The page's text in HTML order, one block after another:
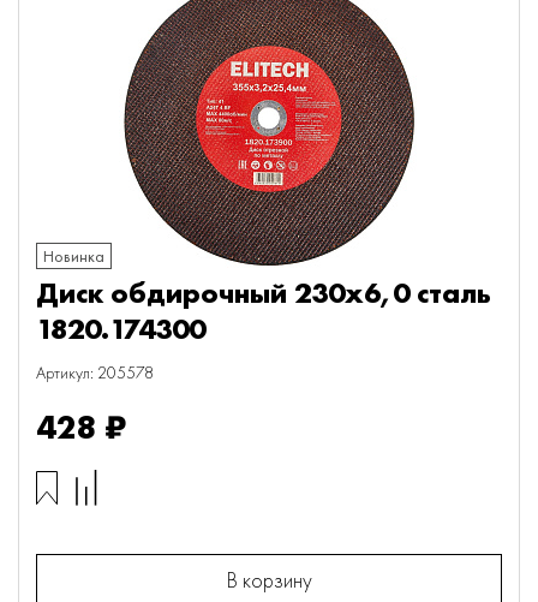
Новинка
Диск обдирочный 230х6,0 сталь
1820.174300
Артикул: 205578
428 ₽
В корзину